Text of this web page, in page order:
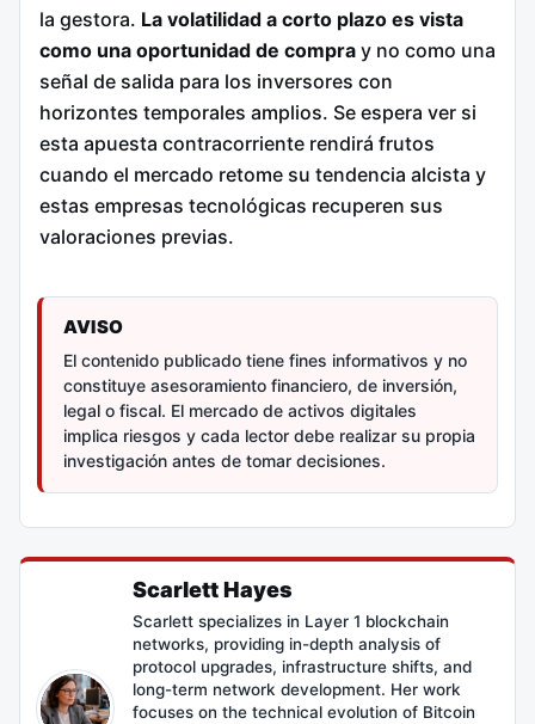
la gestora. La volatilidad a corto plazo es vista
como una oportunidad de compra y no como una
señal de salida para los inversores con
horizontes temporales amplios. Se espera ver si
esta apuesta contracorriente rendirá frutos
cuando el mercado retome su tendencia alcista y
estas empresas tecnológicas recuperen sus
valoraciones previas.
AVISO
El contenido publicado tiene fines informativos y no
constituye asesoramiento financiero, de inversión,
legal o fiscal. El mercado de activos digitales
implica riesgos y cada lector debe realizar su propia
investigación antes de tomar decisiones.
Scarlett Hayes
Scarlett specializes in Layer 1 blockchain
networks, providing in-depth analysis of
protocol upgrades, infrastructure shifts, and
long-term network development. Her work
focuses on the technical evolution of Bitcoin